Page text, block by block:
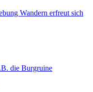
Wandern erfreut sich
die Burgruine